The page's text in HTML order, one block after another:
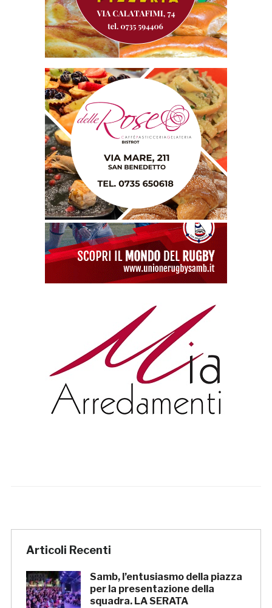
Articoli Recenti
Samb, l’entusiasmo della piazza
per la presentazione della
squadra. LA SERATA